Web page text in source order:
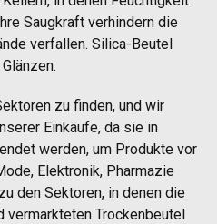
Saugkraft verhindern die
verfallen. Silica-Beutel
zu finden, und wir
Einkäufe, da sie in
werden, um Produkte vor
Elektronik, Pharmazie
den Sektoren, in denen die
vermarkteten Trockenbeutel